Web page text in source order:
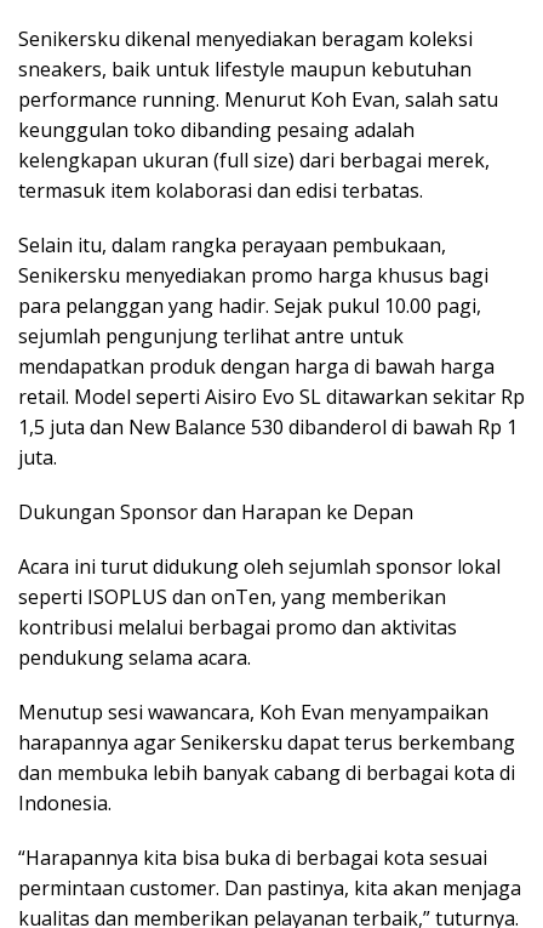
Senikersku dikenal menyediakan beragam koleksi
sneakers, baik untuk lifestyle maupun kebutuhan
performance running. Menurut Koh Evan, salah satu
keunggulan toko dibanding pesaing adalah
kelengkapan ukuran (full size) dari berbagai merek,
termasuk item kolaborasi dan edisi terbatas.
Selain itu, dalam rangka perayaan pembukaan,
Senikersku menyediakan promo harga khusus bagi
para pelanggan yang hadir. Sejak pukul 10.00 pagi,
sejumlah pengunjung terlihat antre untuk
mendapatkan produk dengan harga di bawah harga
retail. Model seperti Aisiro Evo SL ditawarkan sekitar Rp
1,5 juta dan New Balance 530 dibanderol di bawah Rp 1
juta.
Dukungan Sponsor dan Harapan ke Depan
Acara ini turut didukung oleh sejumlah sponsor lokal
seperti ISOPLUS dan onTen, yang memberikan
kontribusi melalui berbagai promo dan aktivitas
pendukung selama acara.
Menutup sesi wawancara, Koh Evan menyampaikan
harapannya agar Senikersku dapat terus berkembang
dan membuka lebih banyak cabang di berbagai kota di
Indonesia.
“Harapannya kita bisa buka di berbagai kota sesuai
permintaan customer. Dan pastinya, kita akan menjaga
kualitas dan memberikan pelayanan terbaik,” tuturnya.